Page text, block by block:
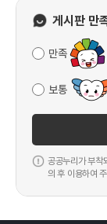
게시판 만
만족
보통
공공누리가 부착
의 후 이용하여